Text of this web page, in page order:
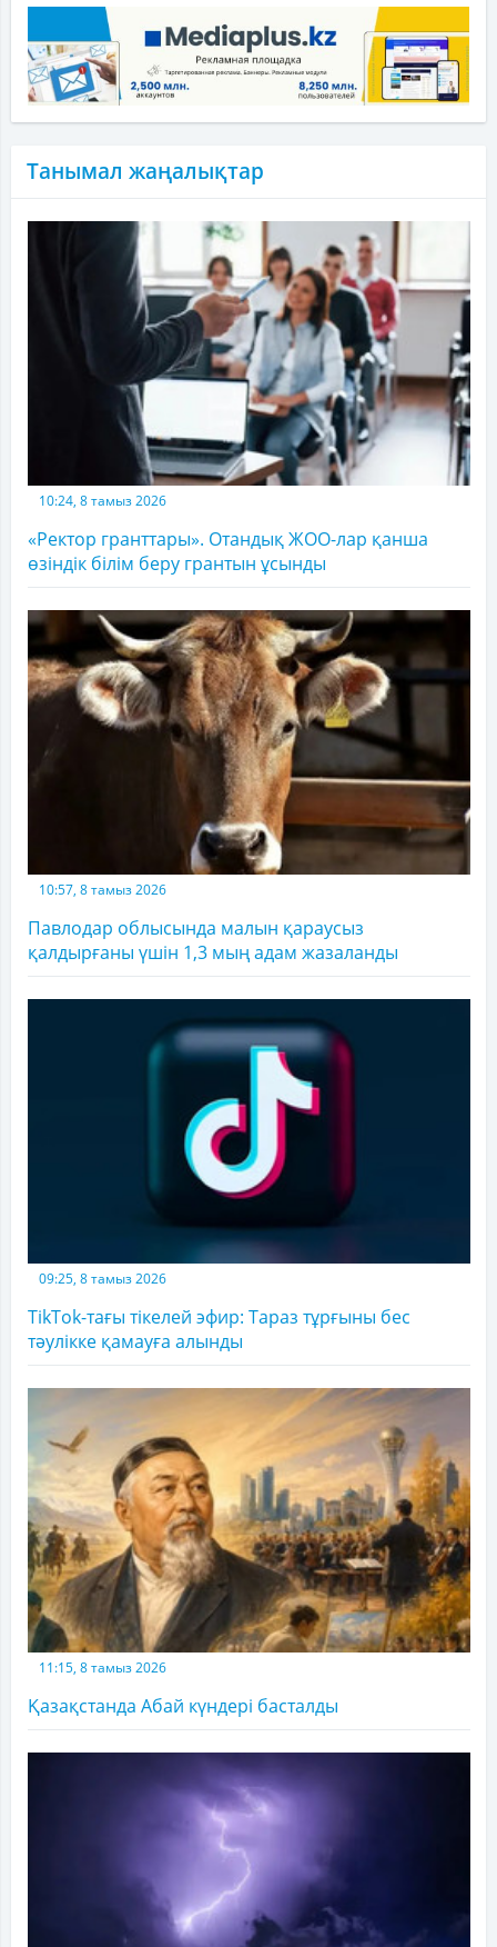
Танымал жаңалықтар
10:24, 8 тамыз 2026
«Ректор гранттары». Отандық ЖОО-лар қанша
өзіндік білім беру грантын ұсынды
10:57, 8 тамыз 2026
Павлодар облысында малын қараусыз
қалдырғаны үшін 1,3 мың адам жазаланды
09:25, 8 тамыз 2026
TikTok-тағы тікелей эфир: Тараз тұрғыны бес
тәулікке қамауға алынды
11:15, 8 тамыз 2026
Қазақстанда Абай күндері басталды